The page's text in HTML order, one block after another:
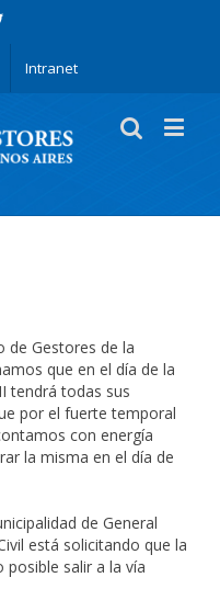
Intranet
de Gestores de la
que en el día de la
tendrá todas sus
por el fuerte temporal
con energía
la misma en el día de
de General
está solicitando que la
salir a la vía